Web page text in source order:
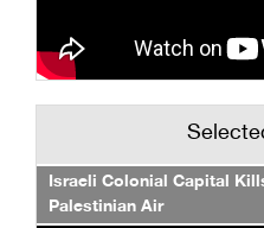
Israeli Colonial Capital
Palestinian Air